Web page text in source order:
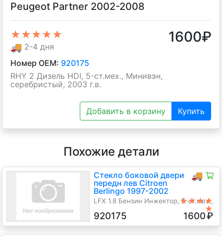
Peugeot Partner 2002-2008
★★★★★
🚚 2-4 дня
1600₽
Номер OEM: 920175
RHY 2 Дизель HDI, 5-ст.мех., Минивэн,
серебристый, 2003 г.в.
Добавить в корзину Купить
Похожие детали
🚚
Стекло боковой двери
передн лев Citroen
Berlingo 1997-2002
LFX 1.8 Бензин Инжектор, 5-ст.мех.,
★★★★
★
920175 1600₽